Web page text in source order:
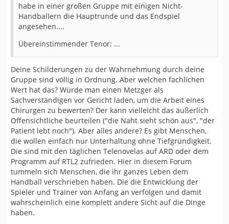
habe in einer großen Gruppe mit einigen Nicht-
Handballern die Hauptrunde und das Endspiel
angesehen....
Übereinstimmender Tenor: ...
Deine Schilderungen zu der Wahrnehmung durch deine
Gruppe sind völlig in Ordnung. Aber welchen fachlichen
Wert hat das? Würde man einen Metzger als
Sachverständigen vor Gericht laden, um die Arbeit eines
Chirurgen zu bewerten? Der kann vielleicht das äußerlich
Offensichtliche beurteilen ("die Naht sieht schön aus", "der
Patient lebt noch"). Aber alles andere? Es gibt Menschen,
die wollen einfach nur Unterhaltung ohne Tiefgründigkeit.
Die sind mit den täglichen Telenovelas auf ARD oder dem
Programm auf RTL2 zufrieden. Hier in diesem Forum
tummeln sich Menschen, die ihr ganzes Leben dem
Handball verschrieben haben. Die die Entwicklung der
Spieler und Trainer von Anfang an verfolgen und damit
wahrscheinlich eine komplett andere Sicht auf die Dinge
haben.